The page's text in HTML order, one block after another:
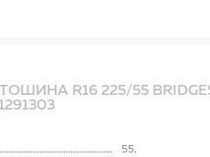
R16 225/55
55